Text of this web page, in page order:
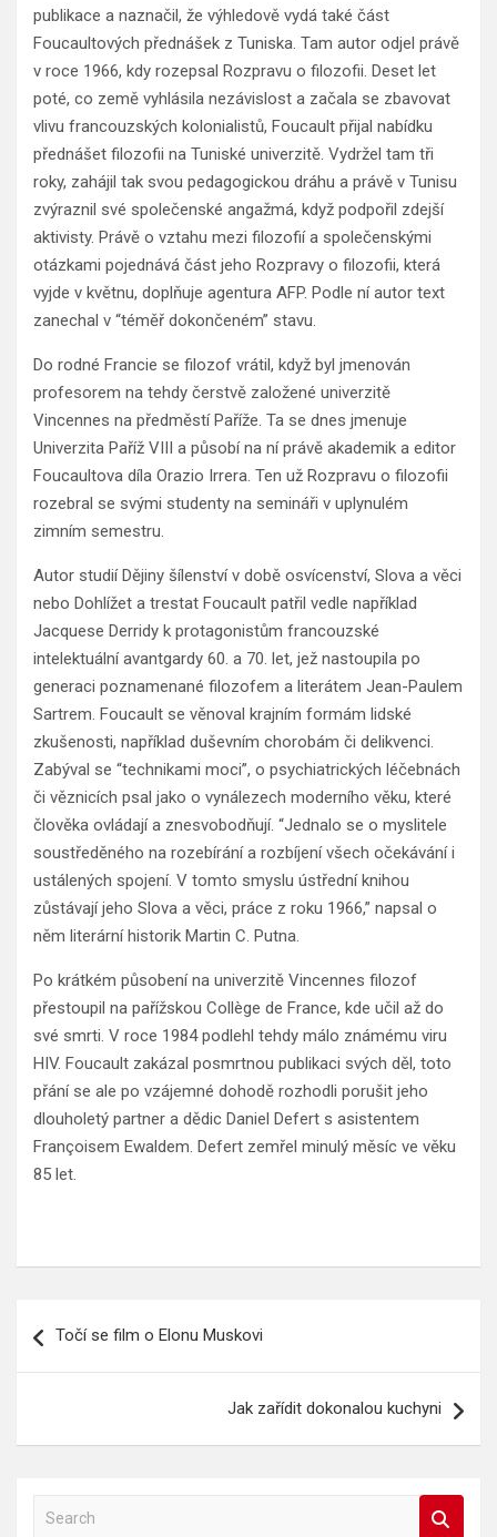
publikace a naznačil, že výhledově vydá také část
Foucaultových přednášek z Tuniska. Tam autor odjel právě
v roce 1966, kdy rozepsal Rozpravu o filozofii. Deset let
poté, co země vyhlásila nezávislost a začala se zbavovat
vlivu francouzských kolonialistů, Foucault přijal nabídku
přednášet filozofii na Tuniské univerzitě. Vydržel tam tři
roky, zahájil tak svou pedagogickou dráhu a právě v Tunisu
zvýraznil své společenské angažmá, když podpořil zdejší
aktivisty. Právě o vztahu mezi filozofií a společenskými
otázkami pojednává část jeho Rozpravy o filozofii, která
vyjde v květnu, doplňuje agentura AFP. Podle ní autor text
zanechal v “téměř dokončeném” stavu.
Do rodné Francie se filozof vrátil, když byl jmenován
profesorem na tehdy čerstvě založené univerzitě
Vincennes na předměstí Paříže. Ta se dnes jmenuje
Univerzita Paříž VIII a působí na ní právě akademik a editor
Foucaultova díla Orazio Irrera. Ten už Rozpravu o filozofii
rozebral se svými studenty na semináři v uplynulém
zimním semestru.
Autor studií Dějiny šílenství v době osvícenství, Slova a věci
nebo Dohlížet a trestat Foucault patřil vedle například
Jacquese Derridy k protagonistům francouzské
intelektuální avantgardy 60. a 70. let, jež nastoupila po
generaci poznamenané filozofem a literátem Jean-Paulem
Sartrem. Foucault se věnoval krajním formám lidské
zkušenosti, například duševním chorobám či delikvenci.
Zabýval se “technikami moci”, o psychiatrických léčebnách
či věznicích psal jako o vynálezech moderního věku, které
člověka ovládají a znesvobodňují. “Jednalo se o myslitele
soustředěného na rozebírání a rozbíjení všech očekávání i
ustálených spojení. V tomto smyslu ústřední knihou
zůstávají jeho Slova a věci, práce z roku 1966,” napsal o
něm literární historik Martin C. Putna.
Po krátkém působení na univerzitě Vincennes filozof
přestoupil na pařížskou Collège de France, kde učil až do
své smrti. V roce 1984 podlehl tehdy málo známému viru
HIV. Foucault zakázal posmrtnou publikaci svých děl, toto
přání se ale po vzájemné dohodě rozhodli porušit jeho
dlouholetý partner a dědic Daniel Defert s asistentem
Françoisem Ewaldem. Defert zemřel minulý měsíc ve věku
85 let.
pro
Točí se film o Elonu Muskovi
Jak zařídit dokonalou kuchyni